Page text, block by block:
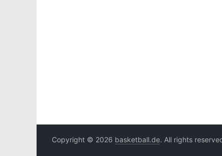
Copyright © 2026 basketball.de. All rights